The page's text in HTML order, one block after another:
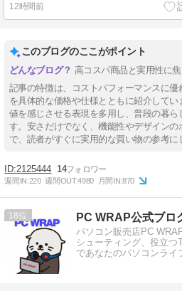
12時間前
このブログのここがポイント
高コスパ商品と実用性に
記事の特徴は、コストパフォーマンスに
を具体的な価格や仕様とともに紹介して
値を感じさせる表現を多用し、普段の暮
す。安さだけでなく、機能性やデザインの
で、読者がすぐに実用的な買い物の参考に
2125444 14
週間IN:220 週間OUT:4980 月間IN:870
18
パソコン販売店PC
シューティング、役立
であなたのパソコンライ